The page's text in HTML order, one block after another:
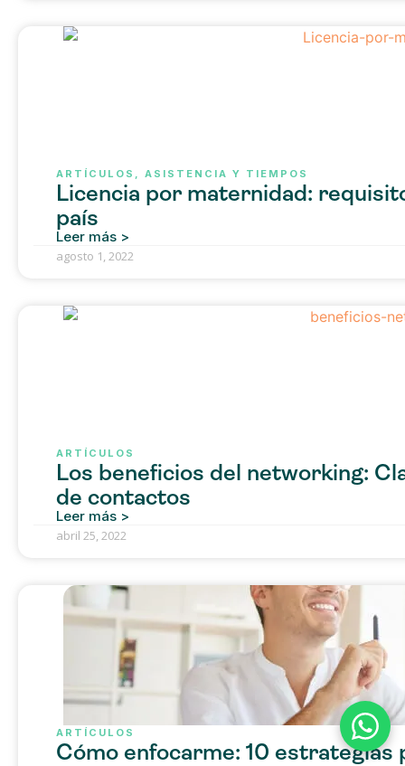
ARTÍCULOS ASISTENCIA Y TIEMPOS
Licencia por maternidad:
país
Leer más >
agosto 1, 2022
ARTÍCULOS
Los beneficios del networking:
de contactos
Leer más >
abril 25, 2022
ARTÍCULOS
Cómo enfocarme: 10 estrategias